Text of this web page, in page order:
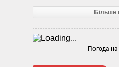
Більше
Погода на